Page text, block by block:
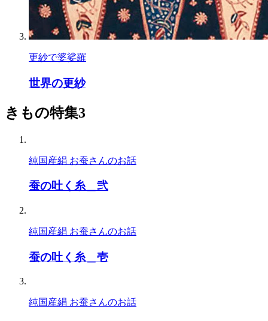
更紗で婆娑羅
世界の更紗
きもの特集3
純国産絹 お蚕さんのお話
蚕の吐く糸＿弐
純国産絹 お蚕さんのお話
蚕の吐く糸＿壱
純国産絹 お蚕さんのお話